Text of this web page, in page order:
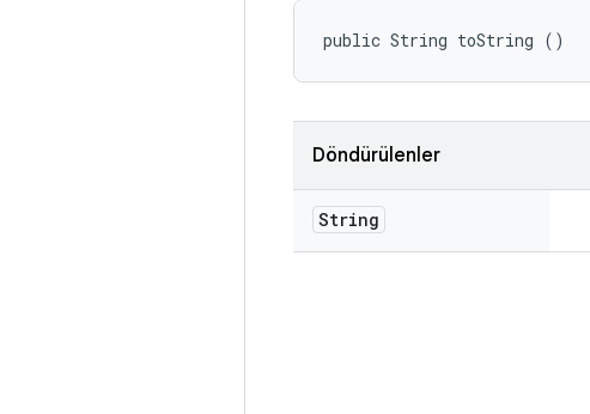
public String toString ()
Döndürülenler
String